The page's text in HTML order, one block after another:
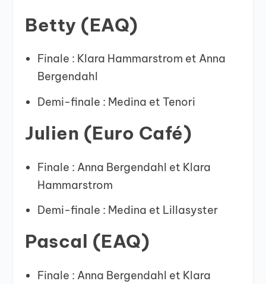
Betty (EAQ)
Finale : Klara Hammarstrom et Anna
Bergendahl
Demi-finale : Medina et Tenori
Julien (Euro Café)
Finale : Anna Bergendahl et Klara
Hammarstrom
Demi-finale : Medina et Lillasyster
Pascal (EAQ)
Finale : Anna Bergendahl et Klara